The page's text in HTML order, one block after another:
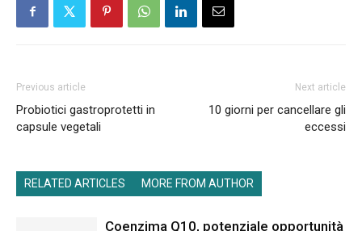
Previous article
Probiotici gastroprotetti in
capsule vegetali
Next article
10 giorni per cancellare gli
eccessi
RELATED ARTICLES MORE FROM AUTHOR
Coenzima Q10, potenziale opportunità